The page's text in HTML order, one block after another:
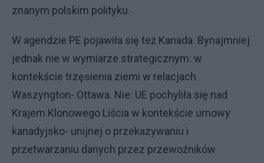
znanym polskim polityku.
W agendzie PE pojawiła się też Kanada. Bynajmniej
jednak nie w wymiarze strategicznym: w
kontekście trzęsienia ziemi w relacjach
Waszyngton- Ottawa. Nie: UE pochyliła się nad
Krajem Klonowego Liścia w kontekście umowy
kanadyjsko- unijnej o przekazywaniu i
przetwarzaniu danych przez przewoźników